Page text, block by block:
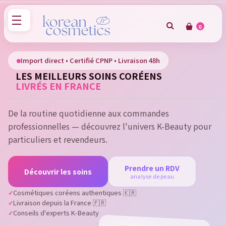
0
Import direct • Certifié CPNP • Livraison 48h
LES MEILLEURS SOINS CORÉENS
LIVRÉS EN FRANCE
De la routine quotidienne aux commandes
professionnelles — découvrez l'univers K-Beauty pour
particuliers et revendeurs.
Découvrir les soins Prendre un RDV
analyse de peau
Cosmétiques coréens authentiques 🇰🇷
Livraison depuis la France 🇫🇷
Conseils d'experts K-Beauty
Sign in
You need to be logged in to save products in your wish
list.
Cancel